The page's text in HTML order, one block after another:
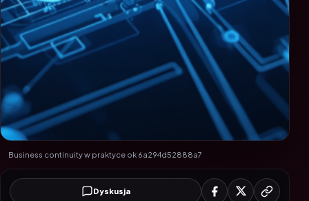
Business continuity w praktyce ok 6a294d52888a7
Dyskusja